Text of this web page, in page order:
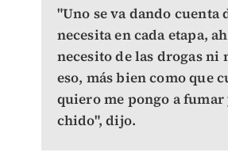
"Uno se va dando cuenta
necesita en cada etapa,
necesito de las drogas ni
eso, más bien como que
quiero me pongo a fumar
chido", dijo.